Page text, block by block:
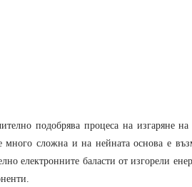
подобрява процеса на изгаряне
сложна и на нейната основа е
електронните баласти от изгорели